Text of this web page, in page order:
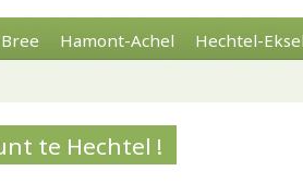
Bree Hamont-Achel Hechtel-
te Hechtel !